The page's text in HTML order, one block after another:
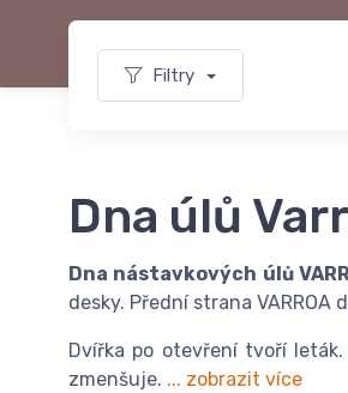
Filtry
Dna úlů
Dna nástavkových úlů
desky. Přední strana VARROA
Dvířka po otevření tvoří
zmenšuje. ... zobrazit více